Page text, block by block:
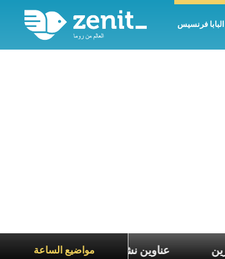
البابا فرنسيس
مواضيع الساعة
عناوين نشرة يوم الجمعة 7 آب 2026: السلام يُبنى بصبر يومًا بعد يوم الآخرين